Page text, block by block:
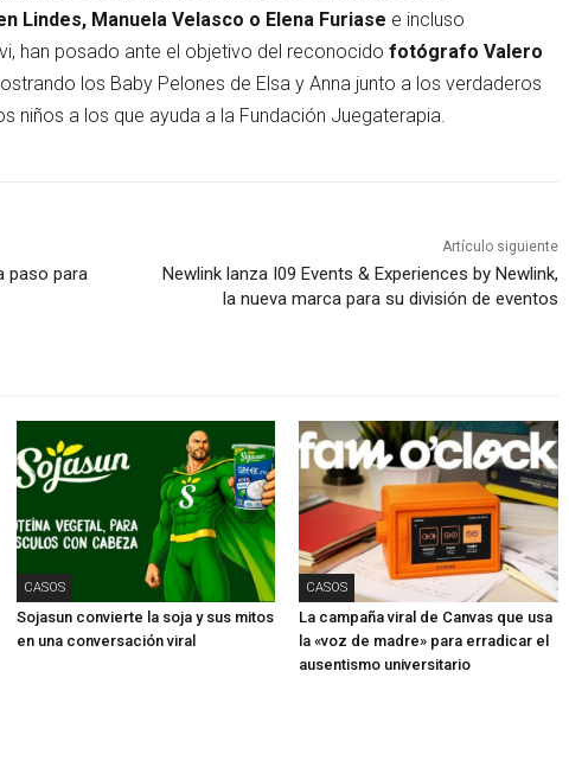
Lindes, Manuela Velasco o Elena Furiase e incluso
han posado ante el objetivo del reconocido fotógrafo Valero
los Baby Pelones de Elsa y Anna junto a los verdaderos
niños a los que ayuda a la Fundación Juegaterapia.
paso para
Artículo siguiente
Newlink lanza I09 Events & Experiences by Newlink,
la nueva marca para su división de eventos
CASOS
Sojasun convierte la soja y sus mitos
en una conversación viral
CASOS
La campaña viral de Canvas que usa
la «voz de madre» para erradicar el
ausentismo universitario